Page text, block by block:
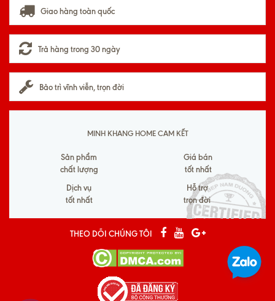
Giao hàng toàn quốc
Trả hàng trong 30 ngày
Bảo trì vĩnh viễn, trọn đời
MINH KHANG HOME CAM KẾT
Sản phẩm
chất lượng
Giá bán
tốt nhất
Dịch vụ
tốt nhất
Hỗ trợ
trọn đời
THEO DÕI CHÚNG TÔI